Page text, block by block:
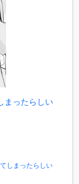
まったらしい
しまったらしい